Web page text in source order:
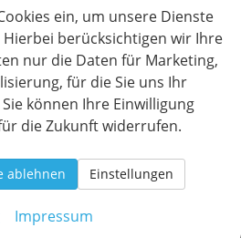
Außenfarbe Stahl Grau Metallic
Wir rufen Sie an
Fahrzeugexposé (PDF)
Fahrzeug parken
7,10 l/100km
ein, um unsere Dienste
berücksichtigen wir Ihre
nur die Daten für Marketing,
für die Sie uns Ihr
können Ihre Einwilligung
die Zukunft widerrufen.
ablehnen Einstellungen
Impressum